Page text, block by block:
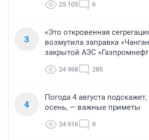
25 105 6
3
«Это откровенная
возмутила заправка
закрытой АЗС
24 968 285
4
Погода 4 августа
осень, — важные приметы
24 916 8